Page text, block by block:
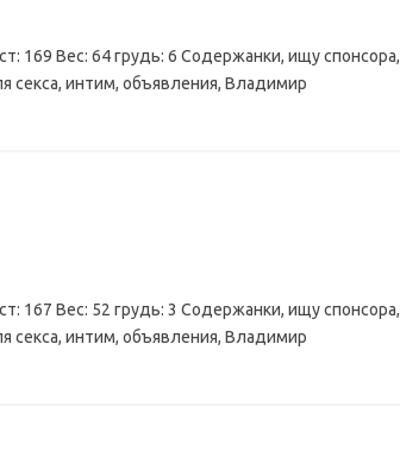
169 Вес: 64 грудь: 6 Содержанки, ищу спонсора,
секса, интим, объявления, Владимир
167 Вес: 52 грудь: 3 Содержанки, ищу спонсора,
секса, интим, объявления, Владимир